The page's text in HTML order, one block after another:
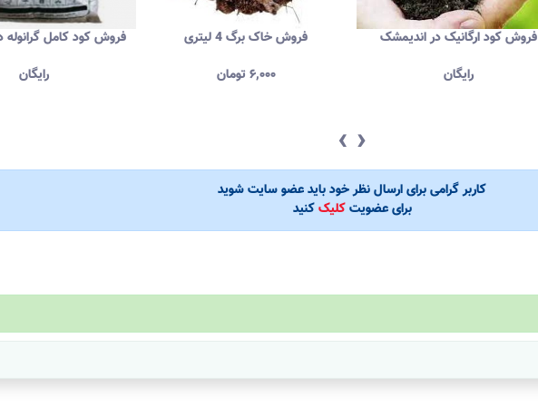
فروش کود کامل گرانوله
رایگان
فروش خاک برگ 4 لیتری
۶,۰۰۰تومان
فروش کود ارگانیک در اندیمشک
رایگان
‹ ›
کاربر گرامی برای ارسال نظر خود باید عضو سایت شوید
برای عضویتکلیککنید